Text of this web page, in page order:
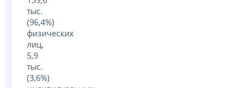
тыс.
(96,4%)
физических
лиц,
5,9
тыс.
(3,6%)